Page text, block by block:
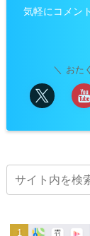
気軽にコメン
おた